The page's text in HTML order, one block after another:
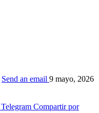
Send an email 9 mayo, 2026
Telegram Compartir por